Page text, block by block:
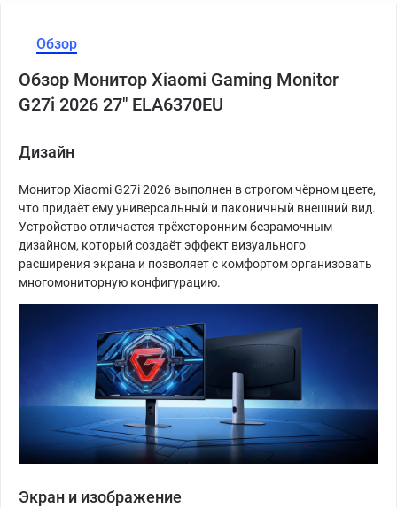
Обзор
Обзор Монитор Xiaomi Gaming Monitor
G27i 2026 27" ELA6370EU
Дизайн
Монитор Xiaomi G27i 2026 выполнен в строгом чёрном цвете,
что придаёт ему универсальный и лаконичный внешний вид.
Устройство отличается трёхсторонним безрамочным
дизайном, который создаёт эффект визуального
расширения экрана и позволяет с комфортом организовать
многомониторную конфигурацию.
Экран и изображение